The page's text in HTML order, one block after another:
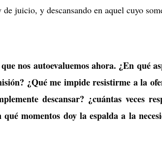
de juicio, y descansando en aquel cuyo
nos autoevaluemos ahora. ¿En qué
¿Qué me impide resistirme a la
descansar? ¿cuántas veces
qué momentos doy la espalda a la